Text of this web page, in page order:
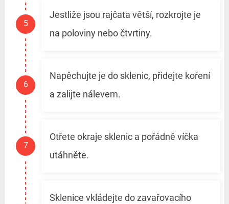
Jestliže jsou rajčata větší, rozkrojte je
na poloviny nebo čtvrtiny.
Napěchujte je do sklenic, přidejte koření
a zalijte nálevem.
Otřete okraje sklenic a pořádně víčka
utáhněte.
Sklenice vkládejte do zavařovacího